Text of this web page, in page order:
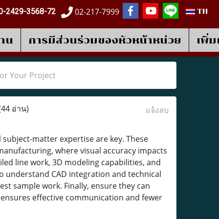
2429-3568-72 02-217-7999 TH
น การมีส่วนร่วมของหัวหน้าหน่วย เพิ่
Your Project
อ่าน) แจ้งลบ
matter expertise are key. These
where visual accuracy impacts
line work, 3D modeling capabilities, and
understand CAD integration and technical
sample work. Finally, ensure they can
effective communication and fewer